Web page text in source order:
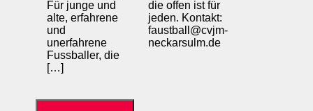
Für junge und
alte, erfahrene
und
unerfahrene
Fussballer, die
[…]
die offen ist für
jeden. Kontakt:
faustball@cvjm-
neckarsulm.de